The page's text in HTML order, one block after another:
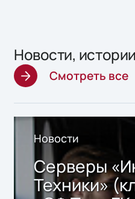
Новости,
Смотреть все
Новости
Серверы
Техники»